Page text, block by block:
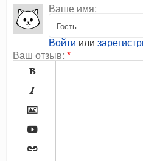
Ваше имя:
Войти или
Ваш отзыв: *




